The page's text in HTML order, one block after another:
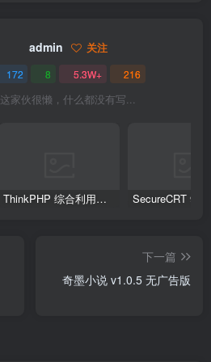
admin 关注
172 8 5.3W+ 216
这家伙很懒，什么都没有写...
ThinkPHP 综合利用工具 V2.3 by 蓝鲸
下一篇
奇墨小说 v1.0.5 无广告版